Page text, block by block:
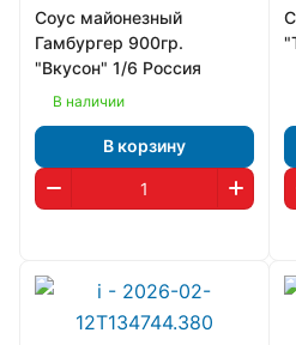
Соус майонезный
Гамбургер 900гр.
"Вкусон" 1/6 Россия
В наличии
В корзину